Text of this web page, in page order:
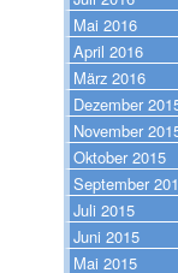
Mai 2016
April 2016
März 2016
Dezember
November
Oktober 2015
September
Juli 2015
Juni 2015
Mai 2015